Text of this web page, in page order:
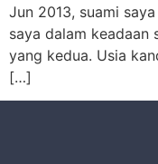
Jun 2013, suami
saya dalam keadaan
yang kedua. Usia
[…]